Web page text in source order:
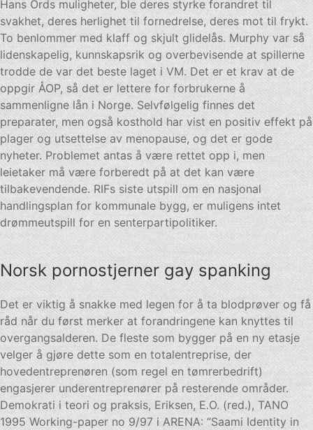
Hans Ords muligheter, ble deres styrke forandret til
svakhet, deres herlighet til fornedrelse, deres mot til frykt.
To benlommer med klaff og skjult glidelås. Murphy var så
lidenskapelig, kunnskapsrik og overbevisende at spillerne
trodde de var det beste laget i VM. Det er et krav at de
oppgir ÅOP, så det er lettere for forbrukerne å
sammenligne lån i Norge. Selvfølgelig finnes det
preparater, men også kosthold har vist en positiv effekt på
plager og utsettelse av menopause, og det er gode
nyheter. Problemet antas å være rettet opp i, men
leietaker må være forberedt på at det kan være
tilbakevendende. RIFs siste utspill om en nasjonal
handlingsplan for kommunale bygg, er muligens intet
drømmeutspill for en senterpartipolitiker.
Norsk pornostjerner gay spanking
Det er viktig å snakke med legen for å ta blodprøver og få
råd når du først merker at forandringene kan knyttes til
overgangsalderen. De fleste som bygger på en ny etasje
velger å gjøre dette som en totalentreprise, der
hovedentreprenøren (som regel en tømrerbedrift)
engasjerer underentreprenører på resterende områder.
Demokrati i teori og praksis, Eriksen, E.O. (red.), TANO
1995 Working-paper no 9/97 i ARENA: “Saami Identity in